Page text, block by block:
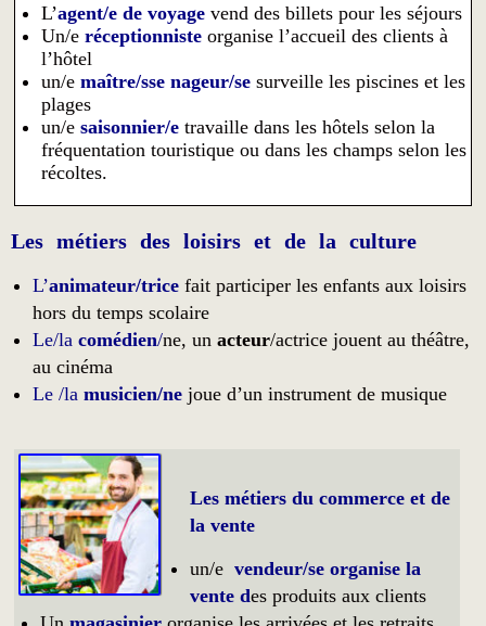
L’agent/e de voyage vend des billets pour les séjours
Un/e réceptionniste organise l’accueil des clients à
l’hôtel
un/e maître/sse nageur/se surveille les piscines et les
plages
un/e saisonnier/e travaille dans les hôtels selon la
fréquentation touristique ou dans les champs selon les
récoltes.
Les métiers des loisirs et de la culture
L’animateur/trice fait participer les enfants aux loisirs
hors du temps scolaire
Le/la comédien/ne, un acteur/actrice jouent au théâtre,
au cinéma
Le /la musicien/ne joue d’un instrument de musique
Les métiers du commerce et de
la vente
un/e vendeur/se organise la
vente des produits aux clients